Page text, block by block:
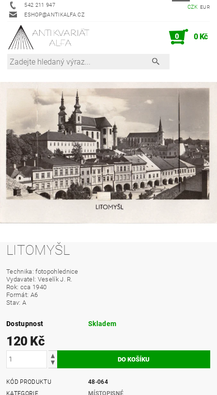
542 211 947
ESHOP@ANTIKALFA.CZ
CZK EUR
0 0 Kč
LITOMYŠL
Technika: fotopohlednice
Vydavatel: Veselík J. R.
Rok: cca 1940
Formát: A6
Stav: A
Dostupnost Skladem
120 Kč
KÓD PRODUKTU
48-064
KATEGORIE
MÍSTOPISNÉ